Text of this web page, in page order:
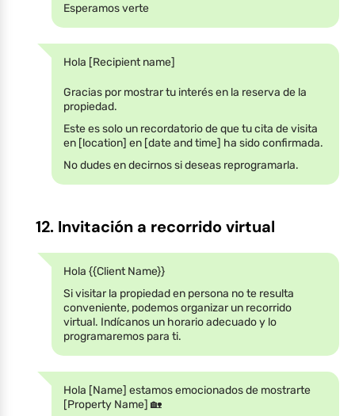
Esperamos verte
Hola [Recipient name]
Gracias por mostrar tu interés en la reserva de la
propiedad.
Este es solo un recordatorio de que tu cita de visita
en [location] en [date and time] ha sido confirmada.
No dudes en decirnos si deseas reprogramarla.
12. Invitación a recorrido virtual
Hola {{Client Name}}
Si visitar la propiedad en persona no te resulta
conveniente, podemos organizar un recorrido
virtual. Indícanos un horario adecuado y lo
programaremos para ti.
Hola [Name] estamos emocionados de mostrarte
[Property Name] 🏡